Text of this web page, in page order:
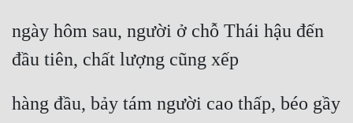
Triều Đấu
Trọng Sinh
ngày hôm sau, người ở chỗ Thái hậu đến
đầu tiên, chất lượng cũng xếp
hàng đầu, bảy tám người cao thấp, béo gầy